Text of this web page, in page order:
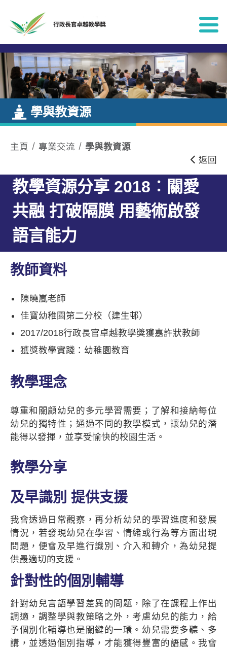
學與教資源
主頁 專業交流
學與教資源
返回
教學資源分享 2018︰關愛
共融 打破隔膜 用藝術啟發
語言能力
教師資料
陳曉嵐老師
佳寶幼稚園第二分校（建生邨）
2017/2018行政長官卓越教學獎獲嘉許狀教師
獲獎教學實踐：幼稚園教育
教學理念
尊重和關顧幼兒的多元學習需要；了解和接納每位
幼兒的獨特性；通過不同的教學模式，讓幼兒的潛
能得以發揮，並享受愉快的校園生活。
教學分享
及早識別 提供支援
我會透過日常觀察，再分析幼兒的學習進度和發展
情況，若發現幼兒在學習、情緒或行為等方面出現
問題，便會及早進行識別、介入和轉介，為幼兒提
供最適切的支援。
針對性的個別輔導
針對幼兒言語學習差異的問題，除了在課程上作出
調適，調整學與教策略之外，考慮幼兒的能力，給
予個別化輔導也是關鍵的一環。幼兒需要多聽、多
講，並透過個別指導，才能獲得豐富的語感。我會